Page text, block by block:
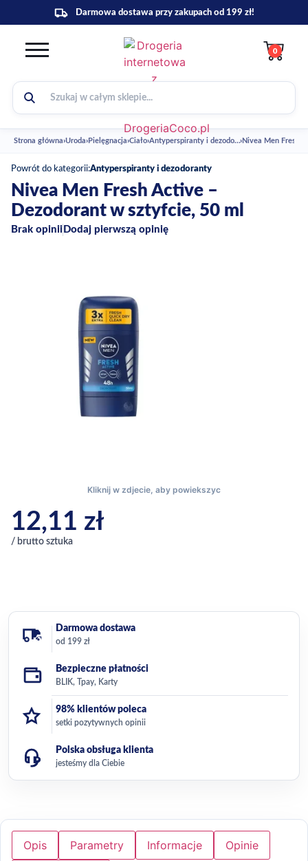
0
Strona główna›Uroda›Pielęgnacja›Ciało› Antyperspiranty i dezodoranty›Nivea Men Fresh
Powrót do kategorii:Antyperspiranty i dezodoranty
Nivea Men Fresh Active –
Dezodorant w sztyfcie, 50 ml
Brak opinii Dodaj pierwszą opinię
12,11 zł
/ brutto sztuka
Darmowa dostawa
od 199 zł
Bezpieczne płatności
BLIK, Tpay, Karty
98% klientów poleca
setki pozytywnych opinii
Polska obsługa klienta
jesteśmy dla Ciebie
Opis Parametry Informacje Opinie